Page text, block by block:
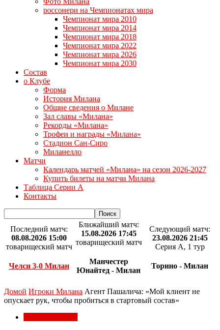
россонери на Чемпионатах мира
Чемпионат мира 2010
Чемпионат мира 2014
Чемпионат мира 2018
Чемпионат мира 2022
Чемпионат мира 2026
Чемпионат мира 2030
Состав
о Клубе
Форма
История Милана
Общие сведения о Милане
Зал славы «Милана»
Рекорды «Милана»
Трофеи и награды «Милана»
Стадион Сан-Сиро
Миланелло
Матчи
Календарь матчей «Милана» на сезон 2026-2027
Купить билеты на матчи Милана
Таблица Серии А
Контакты
Последний матч:
08.08.2026 15:00
товарищеский матч
Челси 3-0 Милан
Ближайший матч:
15.08.2026 17:45
товарищеский матч
Манчестер
Юнайтед - Милан
Следующий матч:
23.08.2026 21:45
Серия А, 1 тур
Торино - Милан
Домой Игроки Милана Агент Пашалича: «Мой клиент не
опускает рук, чтобы пробиться в стартовый состав»